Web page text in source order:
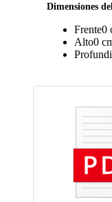
Dimensiones
Frente0
Alto0